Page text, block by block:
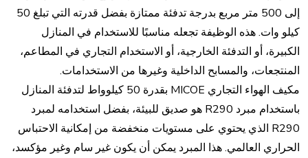
إلى 500 متر مربع بدرجة تدفئة ممتازة بفضل قدرته التي تبلغ 50
كيلو وات. هذه الوظيفة تجعله مناسبًا للاستخدام في المنازل
الكبيرة، أو التدفئة الخارجية، أو الاستخدام التجاري في المطاعم،
المنتجعات، والمسابح الداخلية وغيرها من الاستخدامات.
مكيف الهواء التجاري MICOE بقدرة 50 كيلوواط لتدفئة المنازل
باستخدام مبرد R290 هو صديق للبيئة، بفضل استخدامه لمبرد
R290 الذي يحتوي على مستويات منخفضة من إمكانية الاحتباس
الحراري العالمي. هذا المبرد يمكن أن يكون غير سام وغير مؤكسد،